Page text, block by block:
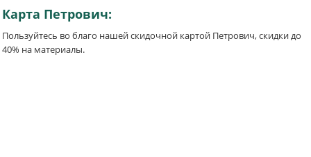
Карта Петрович:
Пользуйтесь во благо нашей скидочной картой Петрович, скидки до
40% на материалы.